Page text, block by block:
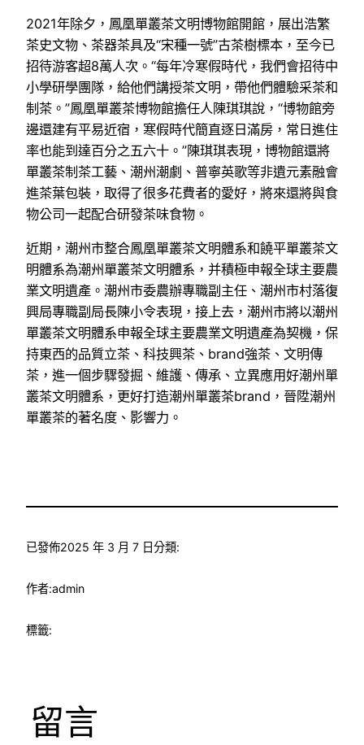
2021年除夕，鳳凰單叢茶文明博物館開館，展出浩繁
茶史文物、茶器茶具及“宋種一號”古茶樹標本，至今已
招待游客超8萬人次。“每年冷寒假時代，我們會招待中
小學研學團隊，給他們講授茶文明，帶他們體驗采茶和
制茶。”鳳凰單叢茶博物館擔任人陳琪琪說，“博物館旁
邊還建有平易近宿，寒假時代簡直逐日滿房，常日進住
率也能到達百分之五六十。”陳琪琪表現，博物館還將
單叢茶制茶工藝、潮州潮劇、普寧英歌等非遺元素融會
進茶葉包裝，取得了很多花費者的愛好，將來還將與食
物公司一起配合研發茶味食物。
近期，潮州市整合鳳凰單叢茶文明體系和饒平單叢茶文
明體系為潮州單叢茶文明體系，并積極申報全球主要農
業文明遺產。潮州市委農辦專職副主任、潮州市村落復
興局專職副局長陳小令表現，接上去，潮州市將以潮州
單叢茶文明體系申報全球主要農業文明遺產為契機，保
持東西的品質立茶、科技興茶、brand強茶、文明傳
茶，進一個步驟發掘、維護、傳承、立異應用好潮州單
叢茶文明體系，更好打造潮州單叢茶brand，晉陞潮州
單叢茶的著名度、影響力。
已發佈2025 年 3 月 7 日分類:
作者:admin
標籤:
留言